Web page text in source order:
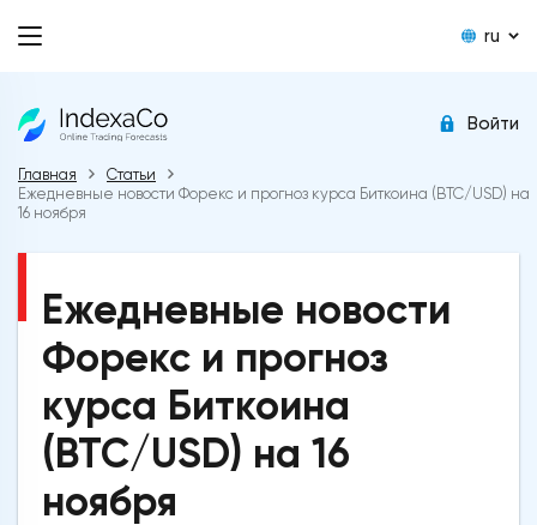
ru
Войти
Главная
Статьи
Ежедневные новости Форекс и прогноз курса Биткоина (BTC/USD) на
16 ноября
Ежедневные новости
Форекс и прогноз
курса Биткоина
(BTC/USD) на 16
ноября